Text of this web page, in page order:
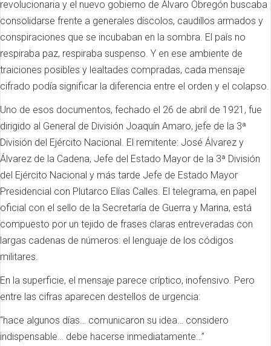
revolucionaria y el nuevo gobierno de Álvaro Obregón buscaba
consolidarse frente a generales díscolos, caudillos armados y
conspiraciones que se incubaban en la sombra. El país no
respiraba paz, respiraba suspenso. Y en ese ambiente de
traiciones posibles y lealtades compradas, cada mensaje
cifrado podía significar la diferencia entre el orden y el colapso.
Uno de esos documentos, fechado el 26 de abril de 1921, fue
dirigido al General de División Joaquín Amaro, jefe de la 3ª
División del Ejército Nacional. El remitente: José Álvarez y
Álvarez de la Cadena, Jefe del Estado Mayor de la 3ª División
del Ejército Nacional y más tarde Jefe de Estado Mayor
Presidencial con Plutarco Elías Calles. El telegrama, en papel
oficial con el sello de la Secretaría de Guerra y Marina, está
compuesto por un tejido de frases claras entreveradas con
largas cadenas de números: el lenguaje de los códigos
militares.
En la superficie, el mensaje parece críptico, inofensivo. Pero
entre las cifras aparecen destellos de urgencia:
“hace algunos días… comunicaron su idea… considero
indispensable… debe hacerse inmediatamente…”